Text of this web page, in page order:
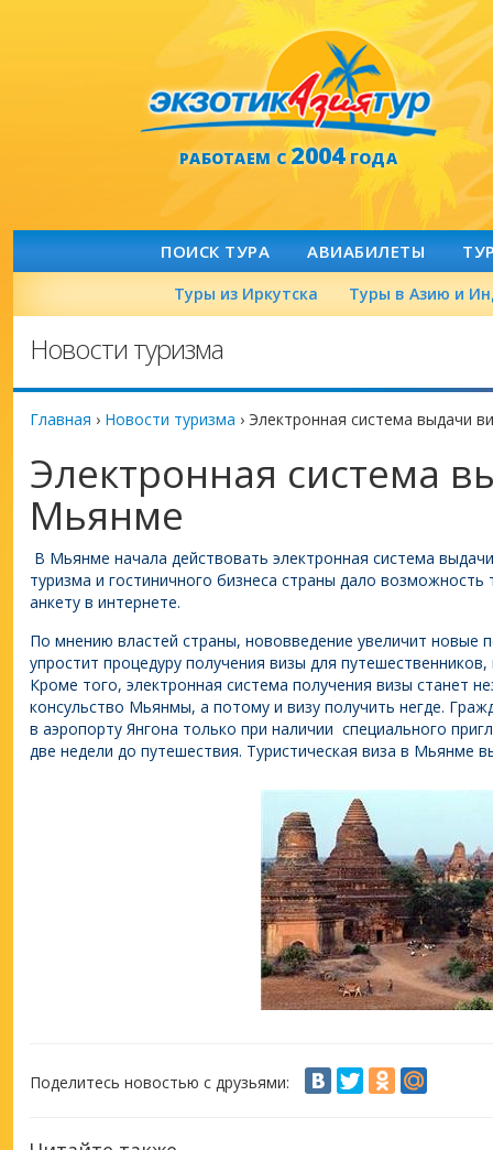
РАБОТАЕМ С2004ГОДА
ПОИСК ТУРА АВИАБИЛЕТЫ
Туры из Иркутска Туры в Азию и
Новости туризма
Главная › Новости туризма › Электронная система выдачи
Электронная система
Мьянме
В Мьянме начала действовать электронная система
туризма и гостиничного бизнеса страны дало возможность
анкету в интернете.
По мнению властей страны, нововведение увеличит новые
упростит процедуру получения визы для
Кроме того, электронная система получения визы станет
консульство Мьянмы, а потому и визу получить негде.
в аэропорту Янгона только при наличии специального
две недели до путешествия. Туристическая виза в Мьянме
Поделитесь новостью с друзьями: